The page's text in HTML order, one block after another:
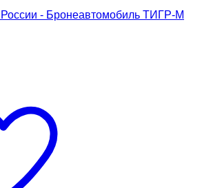
России - Бронеавтомобиль ТИГР-М